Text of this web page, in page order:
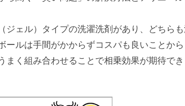
ジェル）タイプの洗濯洗剤があり、どちら
ールは手間がかからずコスパも良いことから
まく組み合わせることで相乗効果が期待で